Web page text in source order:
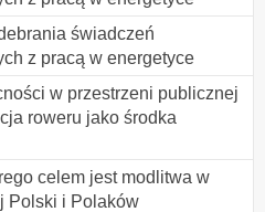
świadczeń
z pracą w energetyce
w przestrzeni publicznej
roweru jako środka
celem jest modlitwa w
Polski i Polaków